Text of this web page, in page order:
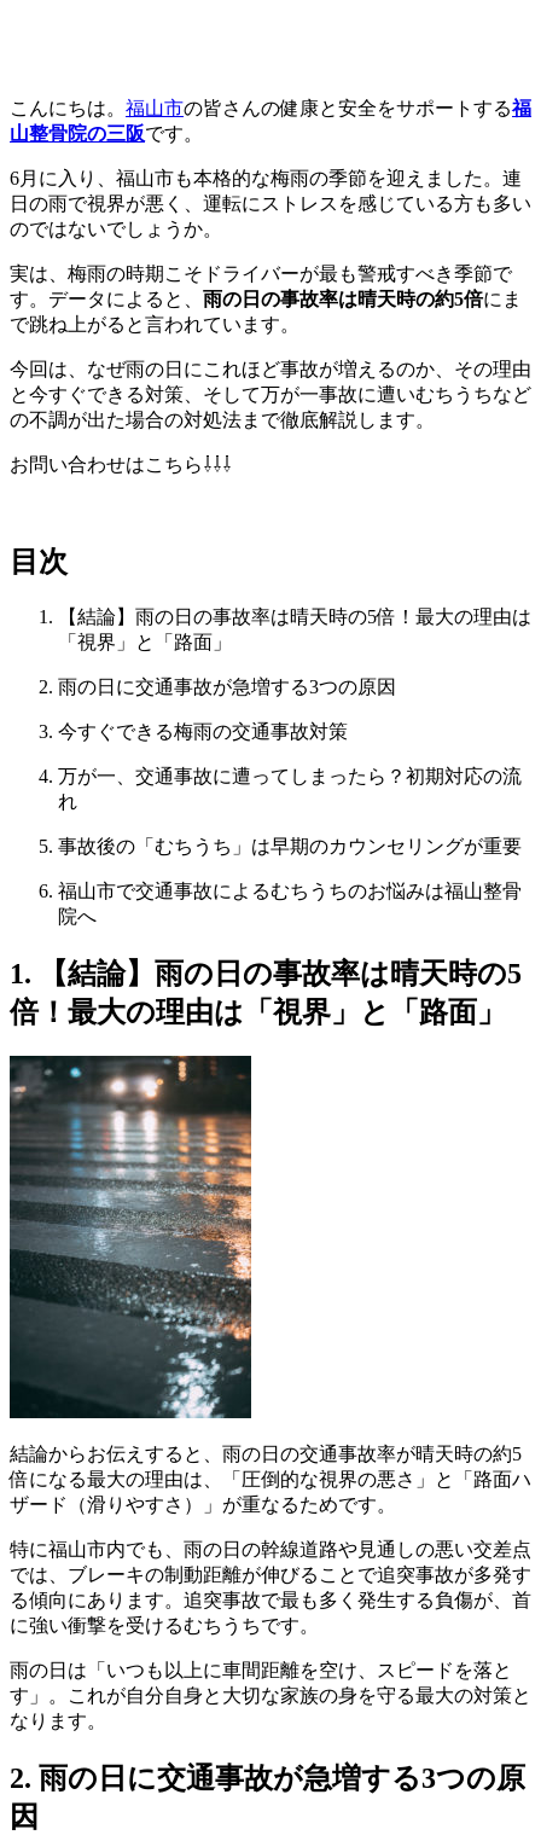
こんにちは。 福山市の皆さんの健康と安全をサポートする福
山整骨院の三阪です。
6月に入り、福山市も本格的な梅雨の季節を迎えました。連
日の雨で視界が悪く、運転にストレスを感じている方も多い
のではないでしょうか。
実は、梅雨の時期こそドライバーが最も警戒すべき季節で
す。データによると、 雨の日の事故率は晴天時の約5倍にま
で跳ね上がると言われています。
今回は、なぜ雨の日にこれほど事故が増えるのか、その理由
と今すぐできる対策、そして万が一事故に遭いむちうちなど
の不調が出た場合の対処法まで徹底解説します。
お問い合わせはこちら⇩⇩⇩
目次
【結論】雨の日の事故率は晴天時の5倍！最大の理由は
「視界」と「路面」
雨の日に交通事故が急増する3つの原因
今すぐできる梅雨の交通事故対策
万が一、交通事故に遭ってしまったら？初期対応の流
れ
事故後の「むちうち」は早期のカウンセリングが重要
福山市で交通事故によるむちうちのお悩みは福山整骨
院へ
1. 【結論】雨の日の事故率は晴天時の5
倍！最大の理由は「視界」と「路面」
結論からお伝えすると、雨の日の交通事故率が晴天時の約5
倍になる最大の理由は、「圧倒的な視界の悪さ」と「路面ハ
ザード（滑りやすさ）」が重なるためです。
特に福山市内でも、雨の日の幹線道路や見通しの悪い交差点
では、ブレーキの制動距離が伸びることで追突事故が多発す
る傾向にあります。追突事故で最も多く発生する負傷が、首
に強い衝撃を受けるむちうちです。
雨の日は「いつも以上に車間距離を空け、スピードを落と
す」。これが自分自身と大切な家族の身を守る最大の対策と
なります。
2. 雨の日に交通事故が急増する3つの原
因